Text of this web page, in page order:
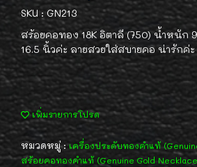
SKU : GN213
สร้อยคอทอง 18K อิตาลี (750) น้ำหนัก
16.5 นิ้วค่ะ ลายสวยใส่สบายคอ น่ารักค่ะ
เพิ่มรายการโปรด
หมวดหมู่ :เครื่องประดับทองคำแท้
สร้อยคอทองคำแท้ (Genuine Gold